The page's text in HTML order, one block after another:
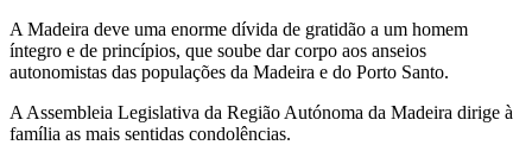
A Madeira deve uma enorme dívida de gratidão a um homem
íntegro e de princípios, que soube dar corpo aos anseios
autonomistas das populações da Madeira e do Porto Santo.
A Assembleia Legislativa da Região Autónoma da Madeira dirige à
família as mais sentidas condolências.